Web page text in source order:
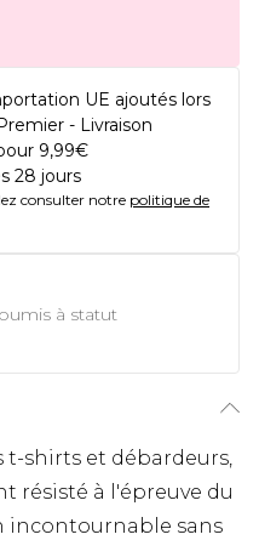
UE ajoutés lors
- Livraison
9,99€
28 jours
consulter notre politique de
à statut
t-shirts et débardeurs,
résisté à l'épreuve du
incontournable sans